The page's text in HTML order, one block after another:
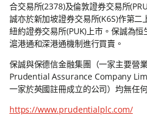
合交易所(2378)及倫敦證券交易所
誠亦於新加坡證券交易所(K6S)作第
紐約證券交易所(PUK)上市。保誠為
滬港通和深港通機制進行買賣。
保誠與保德信金融集團（一家主要營
Prudential Assurance Company
一家於英國註冊成立的公司）均無任
https://www.prudentialplc.com/